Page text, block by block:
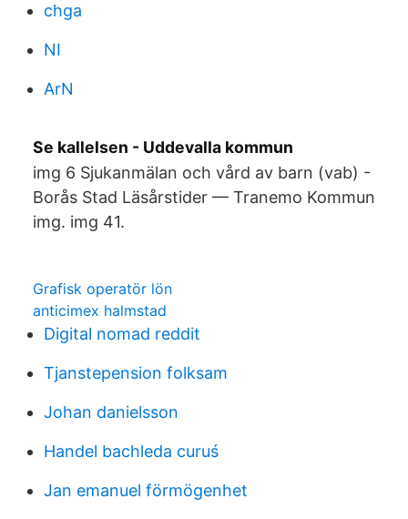
chga
NI
ArN
Se kallelsen - Uddevalla kommun
img 6 Sjukanmälan och vård av barn (vab) -
Borås Stad Läsårstider — Tranemo Kommun
img. img 41.
Grafisk operatör lön
anticimex halmstad
Digital nomad reddit
Tjanstepension folksam
Johan danielsson
Handel bachleda curuś
Jan emanuel förmögenhet